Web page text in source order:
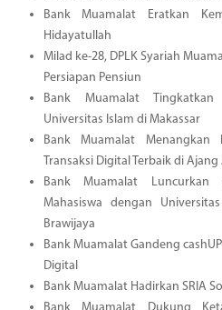
Bank Muamalat Eratkan
Hidayatullah
Milad ke-28, DPLK Syariah
Persiapan Pensiun
Bank Muamalat
Universitas Islam di Makassar
Bank Muamalat Menangkan
Transaksi Digital Terbaik di
Bank Muamalat Luncurkan
Mahasiswa dengan
Brawijaya
Bank Muamalat Gandeng
Digital
Bank Muamalat Hadirkan SRIA